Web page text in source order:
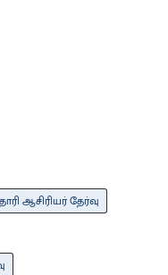
ஆசிரியர் தேர்வு